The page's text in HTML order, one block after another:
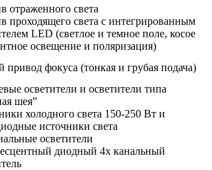
отраженного света
проходящего света с интегрированным
LED (светлое и темное поле, косое
освещение и поляризация)
привод фокуса (тонкая и грубая подача)
осветители и осветители типа
шея”
холодного света 150-250 Вт и
источники света
осветители
диодный 4х канальный